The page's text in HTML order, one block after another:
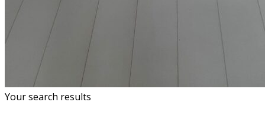
Your search results